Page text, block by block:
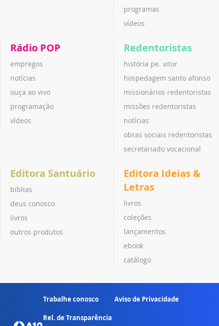
programas
vídeos
Rádio POP
empregos
notícias
ouça ao vivo
programação
vídeos
Redentoristas
história pe. vitor
hospedagem santo afonso
missionários redentoristas
missões redentoristas
notícias
obras sociais redentoristas
secretariado vocacional
Editora Santuário
bíblias
deus conosco
livros
outros produtos
Editora Ideias &
Letras
livros
coleções
lançamentos
ebook
catálogo
Trabalhe conosco Aviso de Privacidade
Rel. de Transparência